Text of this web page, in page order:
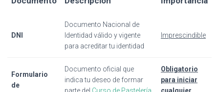
DNI
Documento Nacional de
Identidad válido y vigente
para acreditar tu identidad
Imprescindible
Formulario
de
Documento oficial que
indica tu deseo de formar
Obligatorio
para iniciar